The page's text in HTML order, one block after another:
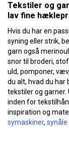
Tekstiler og
lav fine
Hvis du har en
syning eller strik,
garn også
snor til broderi,
uld, pomponer,
du alt, hvad du har
tekstiler og garner.
inden for
inspiration og
symaskiner, synåle